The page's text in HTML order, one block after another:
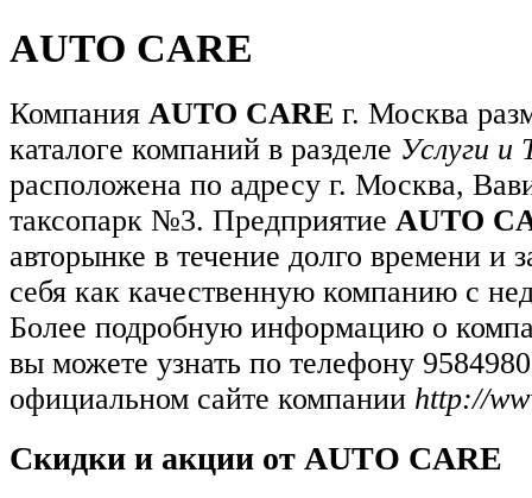
AUTO CARE
Компания AUTO CARE г. Москва
каталоге компаний в разделе Услуги и
расположена по адресу г. Москва,
таксопарк №3. Предприятие AUTO
авторынке в течение долго времени и
себя как качественную компанию с
Более подробную информацию о
вы можете узнать по телефону
официальном сайте компании http://
Скидки и акции от AUTO CARE